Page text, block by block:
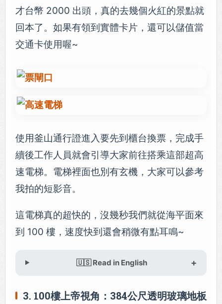
才台幣 2000 出頭，真的去幾個火紅的景點就
回本了。如果有領到實體卡片，還可以儲值當
交通卡使用喔~
使用釜山通行證進入要先到櫃台換票，完成手
續後工作人員就會引導大家前往搭乘這部超高
速電梯。電梯裡面也別有玄機，大家可以參考
我拍的短影音。
這電梯真的超快的，沒幾秒我們就從海平面來
到 100 樓，速度快到還會稍微有點耳鳴~
🇺🇸 Read in English
3. 100樓上帝視角：384公尺透明玻璃地板